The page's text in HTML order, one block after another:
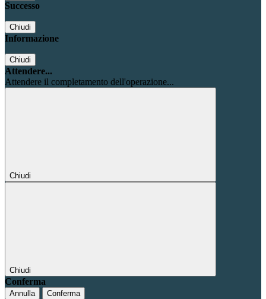
Successo
Chiudi
Informazione
Chiudi
Attendere...
Attendere il completamento dell'operazione...
Chiudi
Chiudi
Conferma
Annulla Conferma